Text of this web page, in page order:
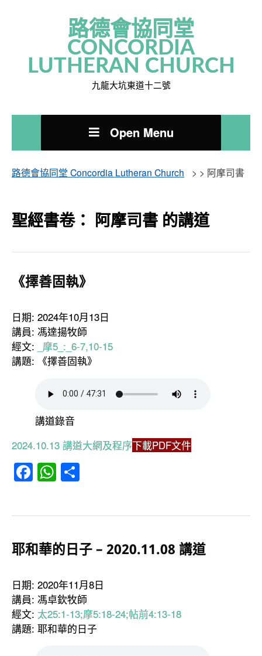
路德會協同堂
CONCORDIA
LUTHERAN CHURCH
九龍大坑東道十二號
Open Menu
路德會協同堂 Concordia Lutheran Church > > 阿摩司書
聖經書卷： 阿摩司書 的講道
《擇善固執》
日期: 2024年10月13日
講員: 馮達揚牧師
經文:
_摩5_ :_6-7,10-15
講題: 《擇善固執》
講道錄音
2024.10.13 講道大網及程序下載PDF文件
Facebook
WhatsApp
耶和華的日子 – 2020.11.08 講道
日期: 2020年11月8日
講員: 馮卓欽牧師
經文: 太25:1-13;摩5:18-24;帖前4:13-18
講題: 耶和華的日子